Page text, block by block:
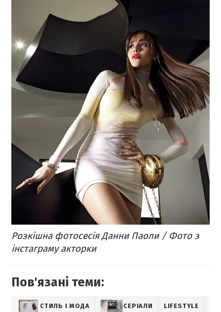
Розкішна фотосесія Данни Паоли / Фото з
інстаграму акторки
Пов'язані теми:
СТИЛЬ І МОДА СЕРІАЛИ LIFESTYLE